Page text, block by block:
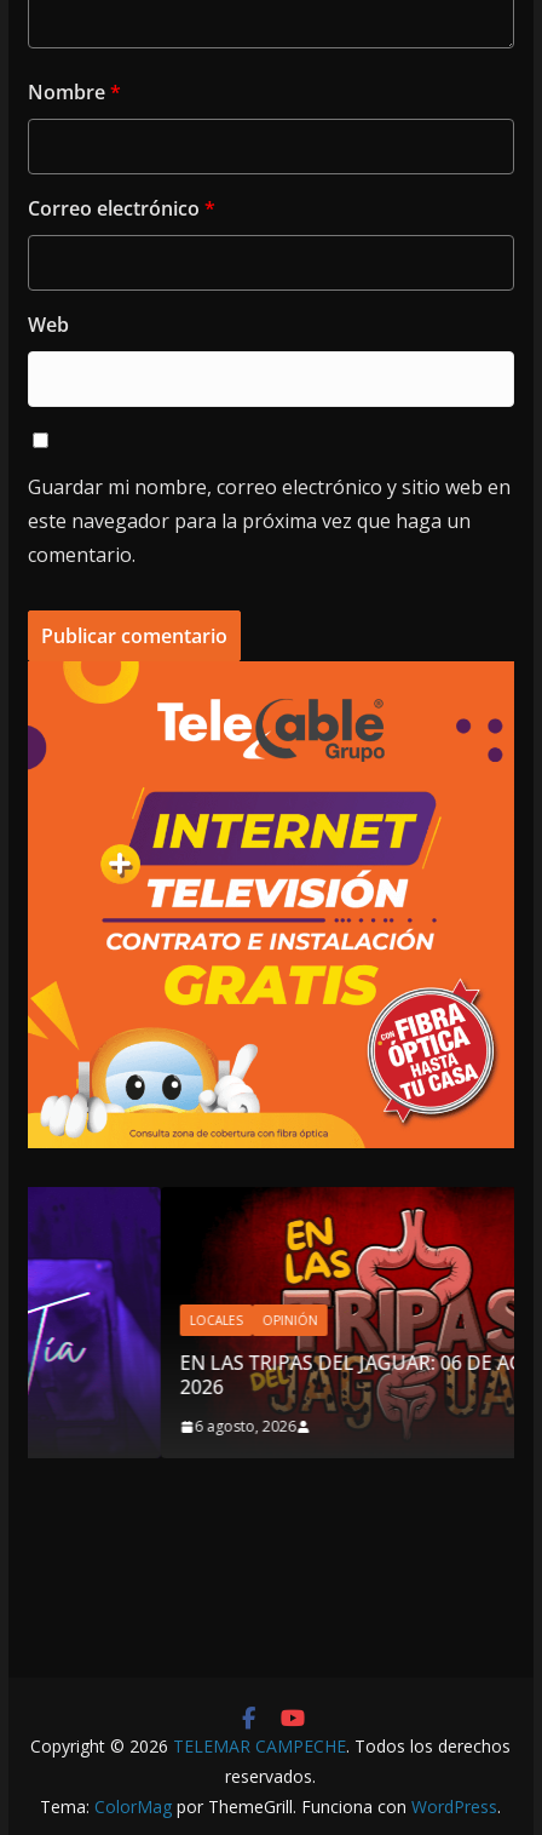
Nombre*
Correo electrónico *
Web
Guardar mi nombre, correo electrónico y sitio web en
este navegador para la próxima vez que haga un
comentario.
LOCALES OPINIÓN
EN LAS TRIPAS DEL JAGUAR: 06 DE AGOSTO DE
2026
6 agosto, 2026
Copyright © 2026 TELEMAR CAMPECHE. Todos los derechos
reservados.
Tema: ColorMag por ThemeGrill. Funciona conWordPress.